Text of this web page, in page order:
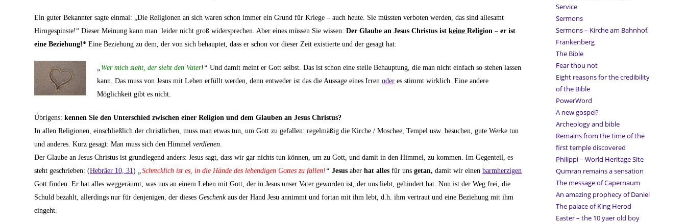
Ein guter Bekannter sagte einmal: „Die Religionen an sich waren schon immer ein Grund für Kriege – auch heute. Sie müssten verboten werden, das sind allesamt
Hirngespinste!“ Dieser Meinung kann man leider nicht groß widersprechen. Aber eines müssen Sie wissen:Der Glaube an Jesus Christus istkeineReligion –er ist
eine Beziehung!*Eine Beziehung zu dem, der von sich behauptet, dass er schon vor dieser Zeit existierte und der gesagt hat:
„ Wer mich sieht, der sieht den Vater!“ Und damit meint er Gott selbst. Das ist schon eine steile Behauptung, die man nicht einfach so stehen lassen
kann. Das muss von Jesus mit Leben erfüllt werden, denn entweder ist das die Aussage eines Irrenoder es stimmt wirklich. Eine andere
Möglichkeit gibt es nicht.
Übrigens:kennen Sie den Unterschied zwischen einer Religion und dem Glauben an Jesus Christus?
In allen Religionen, einschließlich der christlichen, muss man etwas tun, um Gott zu gefallen: regelmäßig die Kirche / Moschee, Tempel usw. besuchen, gute Werke tun
und anderes. Kurz gesagt: Man muss sich den Himmelverdienen.
Der Glaube an Jesus Christus ist grundlegend anders: Jesus sagt, dass wir gar nichts tun können, um zu Gott, und damit in den Himmel, zu kommen. Im Gegenteil, es
steht geschrieben: (Hebräer 10, 31) „Schrecklich ist es, in die Hände des lebendigen Gottes zu fallen! “ Jesus aberhat allesfür uns getan, damit wir einenbarmherzigen
Gott finden. Er hat alles weggeräumt, was uns an einem Leben mit Gott, der in Jesus unser Vater geworden ist, der uns liebt, gehindert hat. Nun ist der Weg frei, die
Schuld bezahlt, allerdings nur für denjenigen, der diesesGeschenkaus der Hand Jesu annimmt und fortan mit ihm lebt, d.h. ihm vertraut und eine Beziehung mit ihm
eingeht.
Service
Sermons
Sermons – Kirche am Bahnhof,
Frankenberg
The Bible
Fear thou not
Eight reasons for the credibility
of the Bible
PowerWord
A new gospel?
Archeology and bible
Remains from the time of the
first temple discovered
Philippi – World Heritage Site
Qumran remains a sensation
The message of Capernaum
An amazing prophecy of Daniel
The palace of King Herod
Easter – the 10 yaer old boy